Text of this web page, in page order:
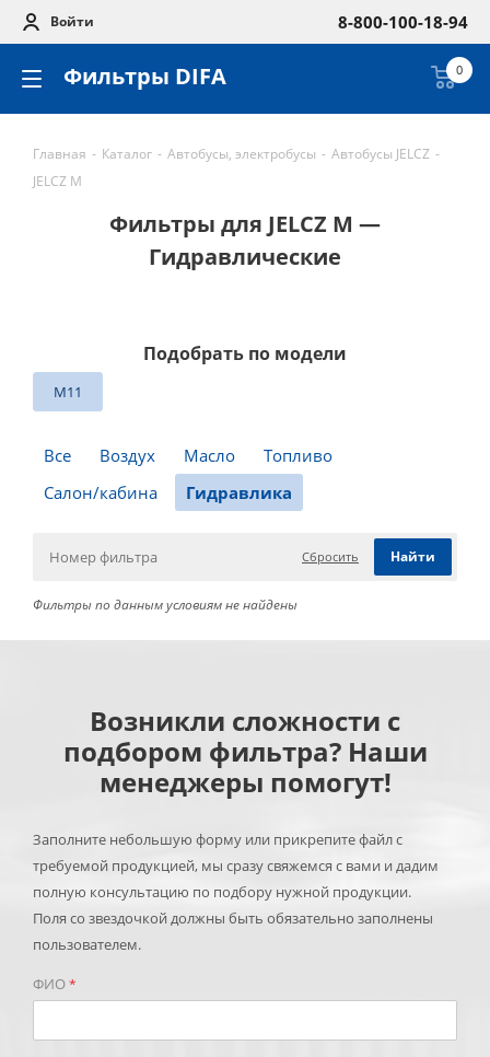
Войти 8-800-100-18-94
Фильтры DIFA 0
Главная - Каталог - Автобусы, электробусы - Автобусы JELCZ -
JELCZ M
Фильтры для JELCZ M —
Гидравлические
Подобрать по модели
M11
Все Воздух Масло
Топливо
Салон/кабина
Гидравлика
Сбросить
Фильтры по данным условиям не найдены
Возникли сложности с
подбором фильтра? Наши
менеджеры помогут!
Заполните небольшую форму или прикрепите файл с
требуемой продукцией, мы сразу свяжемся с вами и дадим
полную консультацию по подбору нужной продукции.
Поля со звездочкой должны быть обязательно заполнены
пользователем.
ФИО*